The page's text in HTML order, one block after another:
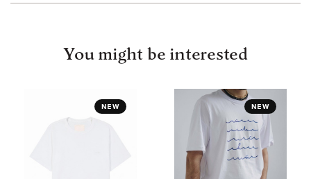
You might be interested